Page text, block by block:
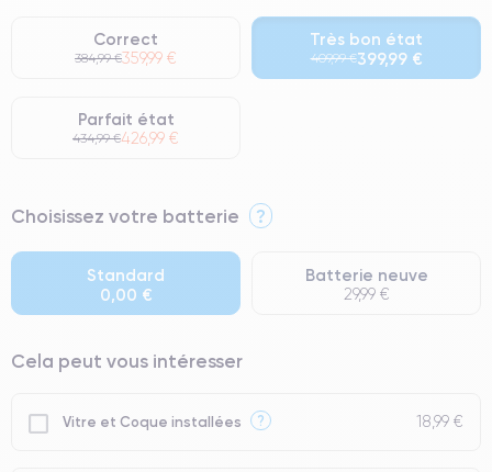
Correct
384,99 €359,99 €
Très bon état
409,99 €399,99 €
Parfait état
434,99 €426,99 €
⭐ Premium
● Batterie : usage intensif.
● Seuls 5% de nos téléphones ont un grade Premium.
Choisissez votre batterie ?
Standard
0,00 €
Batterie neuve
29,99 €
Cela peut vous intéresser
Vitre et Coque installées ? 18,99 €